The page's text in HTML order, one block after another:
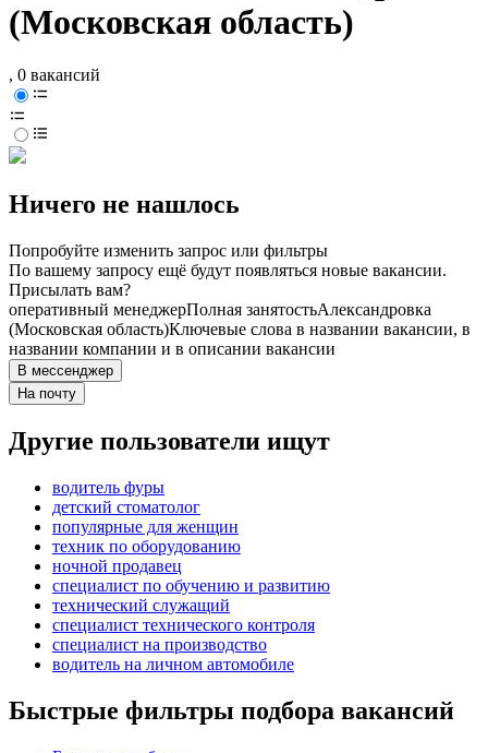
(Московская область)
, 0 вакансий
Ничего не нашлось
Попробуйте изменить запрос или фильтры
По вашему запросу ещё будут появляться новые вакансии.
Присылать вам?
оперативный менеджерПолная занятостьАлександровка
(Московская область)Ключевые слова в названии вакансии, в
названии компании и в описании вакансии
В мессенджер
На почту
Другие пользователи ищут
водитель фуры
детский стоматолог
популярные для женщин
техник по оборудованию
ночной продавец
специалист по обучению и развитию
технический служащий
специалист технического контроля
специалист на производство
водитель на личном автомобиле
Быстрые фильтры подбора вакансий